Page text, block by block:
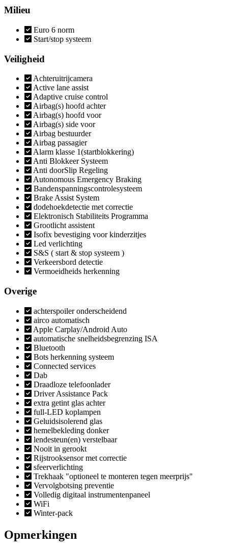
Milieu
Euro 6 norm
Start/stop systeem
Veiligheid
Achteruitrijcamera
Active lane assist
Adaptive cruise control
Airbag(s) hoofd achter
Airbag(s) hoofd voor
Airbag(s) side voor
Airbag bestuurder
Airbag passagier
Alarm klasse 1(startblokkering)
Anti Blokkeer Systeem
Anti doorSlip Regeling
Autonomous Emergency Braking
Bandenspanningscontrolesysteem
Brake Assist System
dodehoekdetectie met correctie
Elektronisch Stabiliteits Programma
Grootlicht assistent
Isofix bevestiging voor kinderzitjes
Led verlichting
S&S ( start & stop systeem )
Verkeersbord detectie
Vermoeidheids herkenning
Overige
achterspoiler onderscheidend
airco automatisch
Apple Carplay/Android Auto
automatische snelheidsbegrenzing ISA
Bluetooth
Bots herkenning systeem
Connected services
Dab
Draadloze telefoonlader
Driver Assistance Pack
extra getint glas achter
full-LED koplampen
Geluidsisolerend glas
hemelbekleding donker
lendesteun(en) verstelbaar
Nooit in gerookt
Rijstrooksensor met correctie
sfeerverlichting
Trekhaak "optioneel te monteren tegen meerprijs"
Vervolgbotsing preventie
Volledig digitaal instrumentenpaneel
WiFi
Winter-pack
Opmerkingen